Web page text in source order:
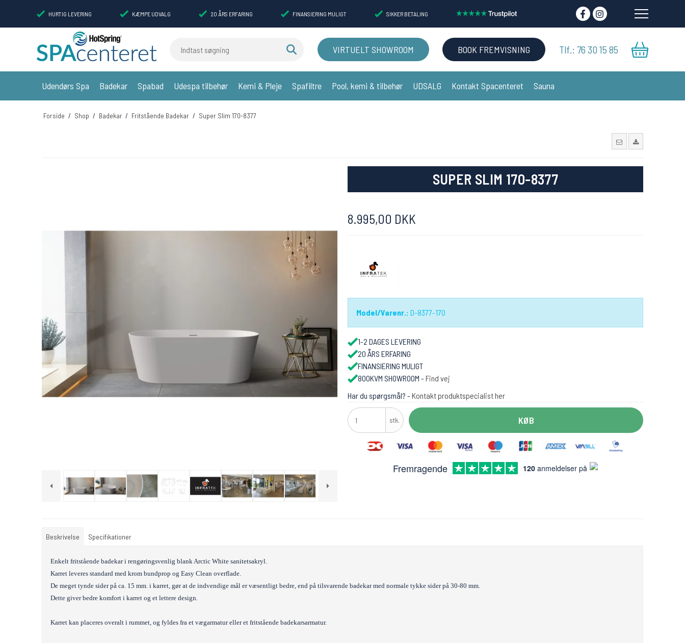
HURTIG LEVERING KÆMPE UDVALG 20 ÅRS ERFARING FINANSIERING MULIGT SIKKER BETALING
VIRTUELT SHOWROOM BOOK FREMVISNING Tlf.: 76 30 15 85
Udendørs Spa Badekar Spabad Udespa tilbehør Kemi & Pleje Spafiltre Pool, kemi & tilbehør UDSALG Kontakt Spacenteret Sauna
Forside / Shop / Badekar / Fritstående Badekar / Super Slim 170-8377
SUPER SLIM 170-8377
8.995,00 DKK
Model/Varenr.: D-8377-170
1-2 DAGES LEVERING
20 ÅRS ERFARING
FINANSIERING MULIGT
800KVM SHOWROOM - Find vej
Har du spørgsmål? - Kontakt produktspecialist her
stk. KØB
Fremragende 120 anmeldelser på
Beskrivelse Specifikationer
Enkelt fritstående badekar i rengøringsvenlig blank Arctic White sanitetsakryl.
Karret leveres standard med krom bundprop og Easy Clean overflade.
De meget tynde sider på ca. 15 mm. i karret, gør at de indvendige mål er væsentligt bedre, end på tilsvarende badekar med normale tykke sider på 30-80 mm.
Dette giver bedre komfort i karret og et lettere design.
Karret kan placeres overalt i rummet, og fyldes fra et vægarmatur eller et fritstående badekarsarmatur.